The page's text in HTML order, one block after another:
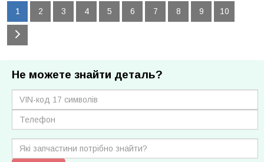
1 2 3 4 5 6 7 8 9 10
Не можете знайти деталь?